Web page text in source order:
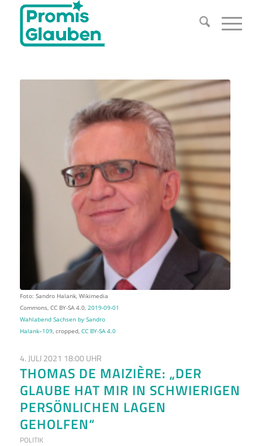
Foto: Sandro Halank, Wikimedia
Commons, CC BY-SA 4.0, 2019-09-01
Wahlabend Sachsen by Sandro
Halank–109, cropped, CC BY-SA 4.0
4. JULI 2021 18:00 UHR
THOMAS DE MAIZIÈRE: „DER
GLAUBE HAT MIR IN SCHWIERIGEN
PERSÖNLICHEN LAGEN
GEHOLFEN“
POLITIK